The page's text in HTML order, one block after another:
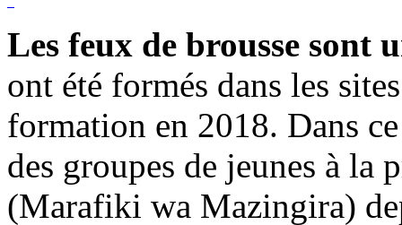
Les feux de brousse sont
ont été formés dans les
formation en 2018. Dans
des groupes de jeunes à la
(Marafiki wa Mazingira)